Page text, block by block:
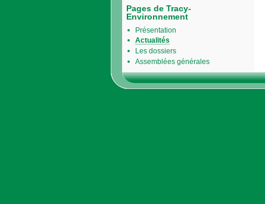
Pages de Tracy-
Environnement
Présentation
Actualités
Les dossiers
Assemblées générales